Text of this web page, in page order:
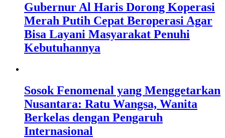
Gubernur Al Haris Dorong Koperasi
Merah Putih Cepat Beroperasi Agar
Bisa Layani Masyarakat Penuhi
Kebutuhannya
Sosok Fenomenal yang Menggetarkan
Nusantara: Ratu Wangsa, Wanita
Berkelas dengan Pengaruh
Internasional